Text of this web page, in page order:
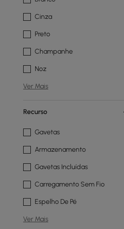
Cinza
Preto
Champanhe
Noz
Ver Mais
Recurso
Gavetas
Armazenamento
Gavetas Incluídas
Carregamento Sem Fio
Espelho De Pé
Ver Mais